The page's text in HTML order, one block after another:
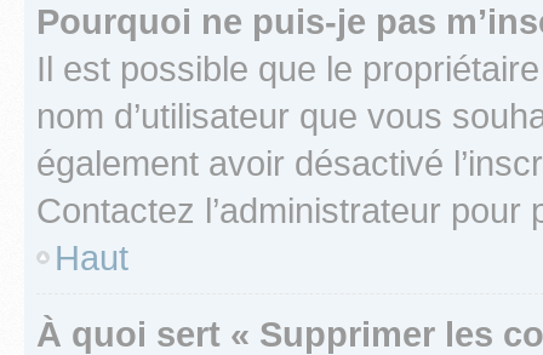
Pourquoi ne puis-je pas
Il est possible que le
nom d’utilisateur que vous
également avoir désactivé
Contactez l’administrateur
Haut
À quoi sert « Supprimer les